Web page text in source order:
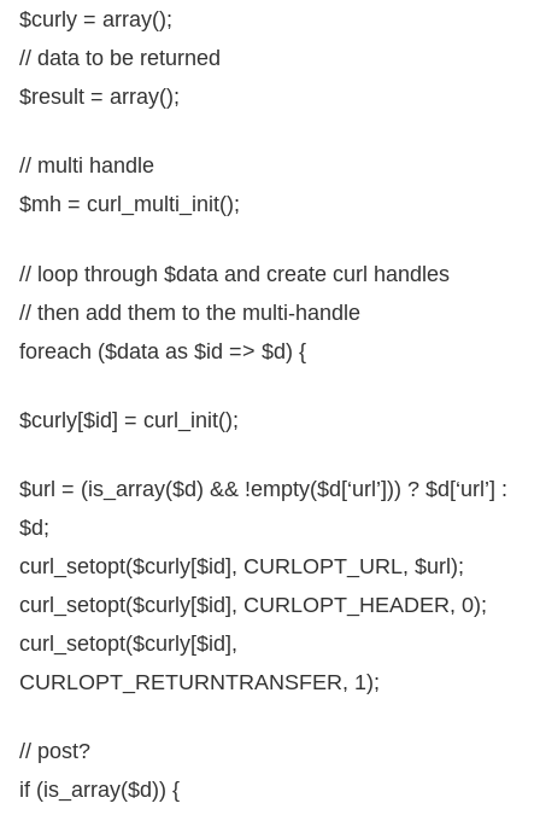
$curly = array();
// data to be returned
$result = array();
// multi handle
$mh = curl_multi_init();
// loop through $data and create curl handles
// then add them to the multi-handle
foreach ($data as $id => $d) {
$curly[$id] = curl_init();
$url = (is_array($d) && !empty($d[‘url’])) ? $d[‘url’] :
$d;
curl_setopt($curly[$id], CURLOPT_URL, $url);
curl_setopt($curly[$id], CURLOPT_HEADER, 0);
curl_setopt($curly[$id],
CURLOPT_RETURNTRANSFER, 1);
// post?
if (is_array($d)) {